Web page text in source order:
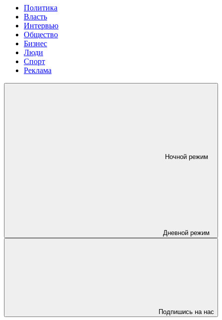
Политика
Власть
Интервью
Общество
Бизнес
Люди
Спорт
Реклама
Ночной режим
Дневной режим
Подпишись на нас